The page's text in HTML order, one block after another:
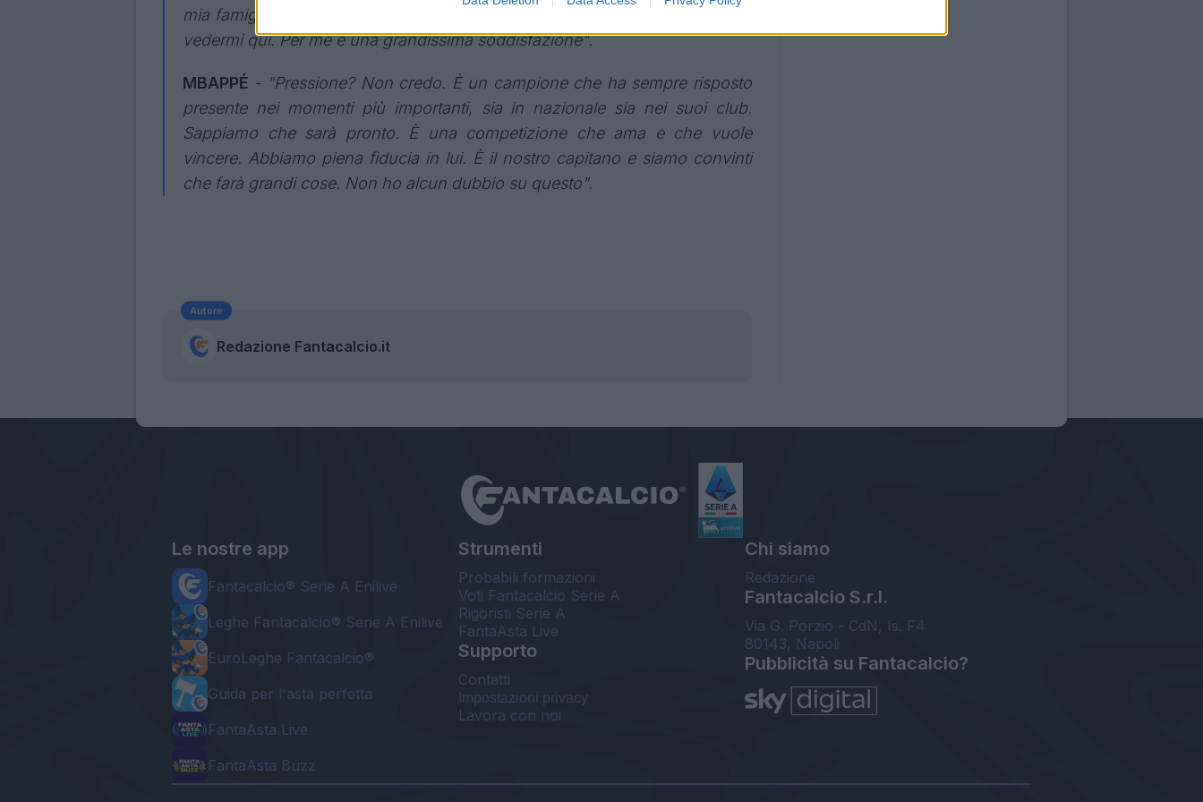
mia famiglia e con i miei amici. Anche loro sono ancora un po’ sorpresi nel
vedermi qui. Per me è una grandissima soddisfazione".
MBAPPÉ - "Pressione? Non credo. È un campione che ha sempre risposto
presente nei momenti più importanti, sia in nazionale sia nei suoi club.
Sappiamo che sarà pronto. È una competizione che ama e che vuole
vincere. Abbiamo piena fiducia in lui. È il nostro capitano e siamo convinti
che farà grandi cose. Non ho alcun dubbio su questo".
Autore
Redazione Fantacalcio.it
Le nostre app
Fantacalcio® Serie A Enilive
Leghe Fantacalcio® Serie A Enilive
EuroLeghe Fantacalcio®
Guida per l'asta perfetta
FantaAsta Live
FantaAsta Buzz
Strumenti
Probabili formazioni
Voti Fantacalcio Serie A
Rigoristi Serie A
FantaAsta Live
Supporto
Contatti
Impostazioni privacy
Lavora con noi
Chi siamo
Redazione
Fantacalcio S.r.l.
Via G. Porzio - CdN, Is. F4
80143, Napoli
Pubblicità su Fantacalcio?